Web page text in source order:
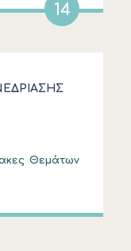
14
Θεμάτων